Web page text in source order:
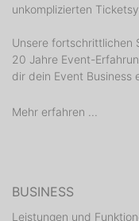
unkomplizierten
Unsere fortschrittlichen
20 Jahre Event-
dir dein Event Business
Mehr erfahren ...
BUSINESS
Leistungen und